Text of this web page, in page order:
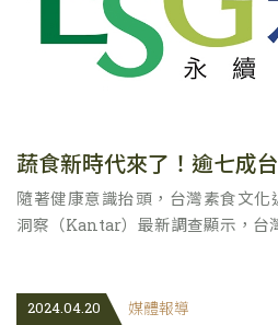
隨著健康意識抬頭，台灣素食文
洞察（Kantar）最新調查顯示，台
2024.04.20 媒體報導